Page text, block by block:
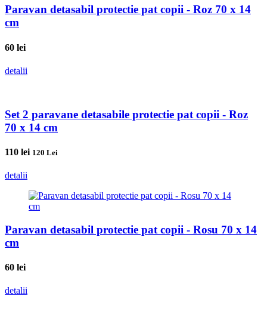
Paravan detasabil protectie pat copii - Roz 70 x 14
cm
60 lei
detalii
Set 2 paravane detasabile protectie pat copii - Roz
70 x 14 cm
110 lei 120 Lei
detalii
Paravan detasabil protectie pat copii - Rosu 70 x 14
cm
60 lei
detalii